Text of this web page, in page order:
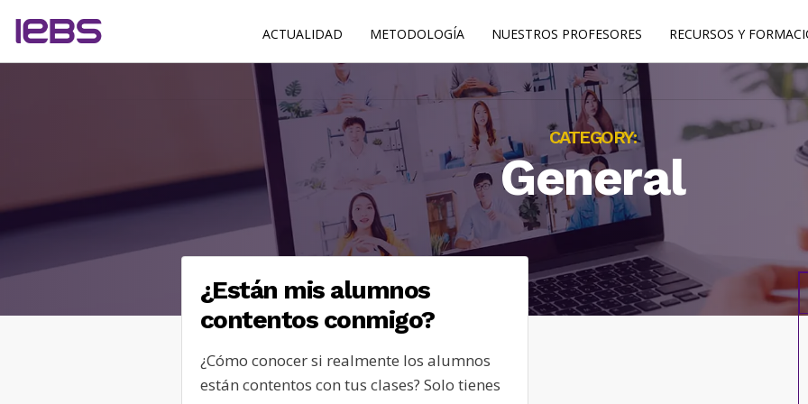
ACTUALIDAD METODOLOGÍA NUESTROS PROFESORES RECURSOS Y
CATEGORY:
General
¿Están mis alumnos
contentos conmigo?
¿Cómo conocer si realmente los alumnos
están contentos con tus clases? Solo tienes